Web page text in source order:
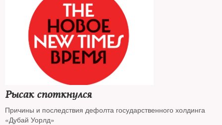
Рысак споткнулся
Причины и последствия дефолта государственного холдинга
«Дубай Уорлд»